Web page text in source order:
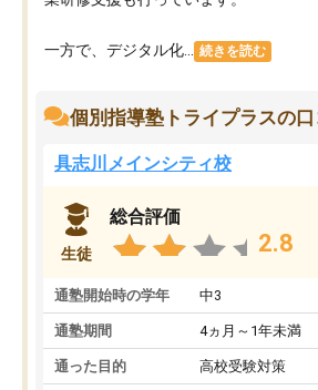
一方で、デジタル化... 続きを読む
個別指導塾トライプラスの口
具志川メインシティ校
生徒
総合評価
2.8
通塾開始時の学年 中3
通塾期間 4ヵ月～1年未満
通った目的 高校受験対策